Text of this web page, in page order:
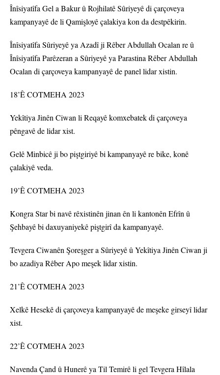
Înîsiyatîfa Gel a Bakur û Rojhilatê Sûriyeyê di çarçoveya
kampanyayê de li Qamişloyê çalakiya kon da destpêkirin.
Înîsiyatîfa Sûriyeyê ya Azadî ji Rêber Abdullah Ocalan re û
Înîsiyatîfa Parêzeran a Sûriyeyê ya Parastina Rêber Abdullah
Ocalan di çarçoveya kampanyayê de panel lidar xistin.
18’Ê COTMEHA 2023
Yekîtiya Jinên Ciwan li Reqayê komxebatek di çarçoveya
pêngavê de lidar xist.
Gelê Minbicê ji bo piştgiriyê bi kampanyayê re bike, konê
çalakiyê veda.
19’Ê COTMEHA 2023
Kongra Star bi navê rêxistinên jinan ên li kantonên Efrîn û
Şehbayê bi daxuyaniyekê piştgirî da kampanyayê.
Tevgera Ciwanên Şoreşger a Sûriyeyê û Yekîtiya Jinên Ciwan ji
bo azadiya Rêber Apo meşek lidar xistin.
21’Ê COTMEHA 2023
Xelkê Hesekê di çarçoveya kampanyayê de meşeke girseyî lidar
xist.
22’Ê COTMEHA 2023
Navenda Çand û Hunerê ya Til Temirê li gel Tevgera Hîlala